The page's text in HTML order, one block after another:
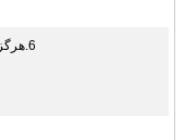
6.هرگز بدون علت نگران نمی شوم .